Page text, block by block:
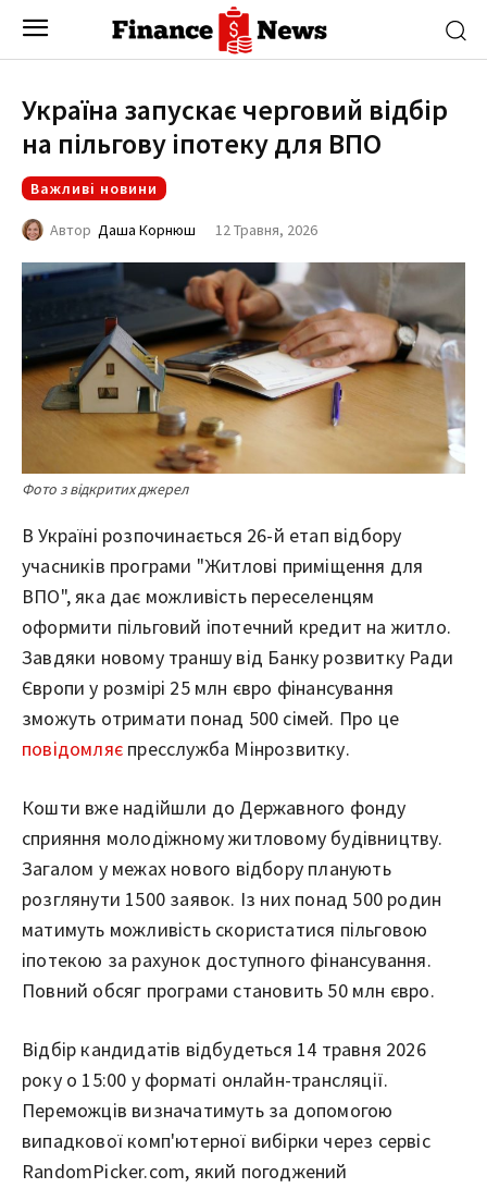
Україна запускає черговий відбір
на пільгову іпотеку для ВПО
Важливі новини
Автор Даша Корнюш 12 Травня, 2026
Фото з відкритих джерел
В Україні розпочинається 26-й етап відбору
учасників програми "Житлові приміщення для
ВПО", яка дає можливість переселенцям
оформити пільговий іпотечний кредит на житло.
Завдяки новому траншу від Банку розвитку Ради
Європи у розмірі 25 млн євро фінансування
зможуть отримати понад 500 сімей. Про це
повідомляє пресслужба Мінрозвитку.
Кошти вже надійшли до Державного фонду
сприяння молодіжному житловому будівництву.
Загалом у межах нового відбору планують
розглянути 1500 заявок. Із них понад 500 родин
матимуть можливість скористатися пільговою
іпотекою за рахунок доступного фінансування.
Повний обсяг програми становить 50 млн євро.
Відбір кандидатів відбудеться 14 травня 2026
року о 15:00 у форматі онлайн-трансляції.
Переможців визначатимуть за допомогою
випадкової комп'ютерної вибірки через сервіс
RandomPicker.com, який погоджений